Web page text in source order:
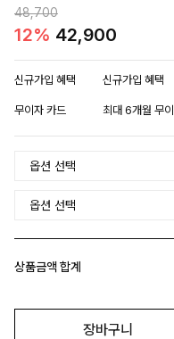
48,700
12% 42,900
신규가입 혜택 신규가입 혜택
무이자 카드 최대 6개월 무
상품금액 합계
장바구니